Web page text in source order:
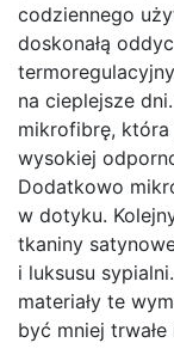
codziennego
doskonałą
na cieplejsze
mikrofibrę, która
wysokiej
Dodatkowo
w dotyku.
tkaniny
i luksusu
materiały te
być mniej trwałe